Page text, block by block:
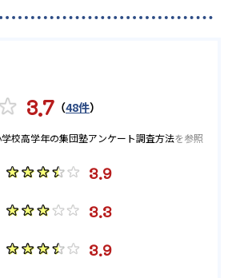
県立守山中学校 54
55
属中学校 26
属中学校 19
属中学校 25
滝中学校
3.7 （48件）
学校高学年の集団塾アンケート調査方法を参照
3.9
3.3
3.9